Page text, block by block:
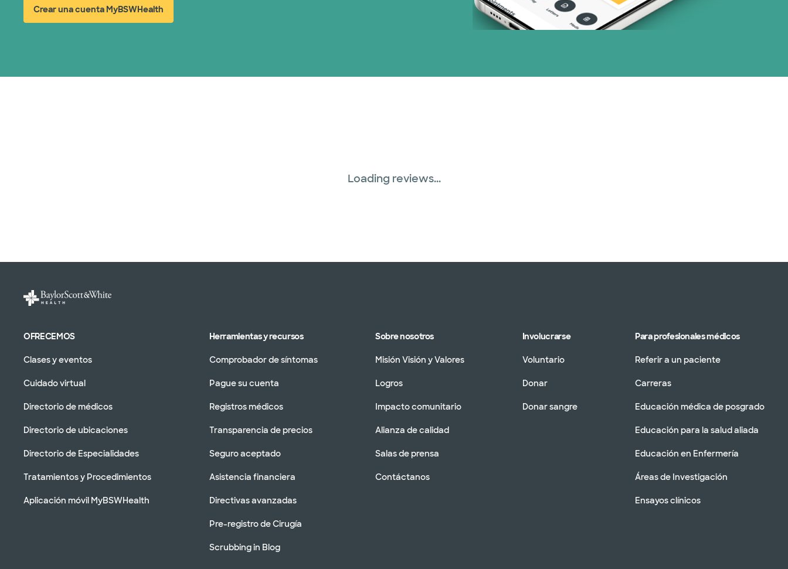
Crear una cuenta MyBSWHealth
(abre en ventana nueva)
Loading reviews...
OFRECEMOS
Clases y eventos
Cuidado virtual
Directorio de médicos
Directorio de ubicaciones
Directorio de Especialidades
Tratamientos y Procedimientos
Aplicación móvil MyBSWHealth
Herramientas y recursos
Comprobador de síntomas
Pague su cuenta
Registros médicos
Transparencia de precios
Seguro aceptado
Asistencia financiera
Directivas avanzadas
Pre-registro de Cirugía
Scrubbing in Blog
Sobre nosotros
Misión Visión y Valores
Logros
Impacto comunitario
Alianza de calidad
Salas de prensa
Contáctanos
Involucrarse
Voluntario
Donar
Donar sangre
Para profesionales médicos
Referir a un paciente
Carreras
Educación médica de posgrado
Educación para la salud aliada
Educación en Enfermería
Áreas de Investigación
Ensayos clínicos